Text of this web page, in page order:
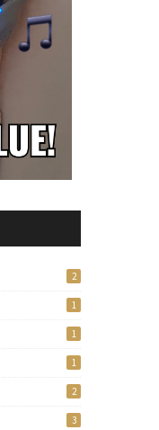
2
1
1
1
2
3